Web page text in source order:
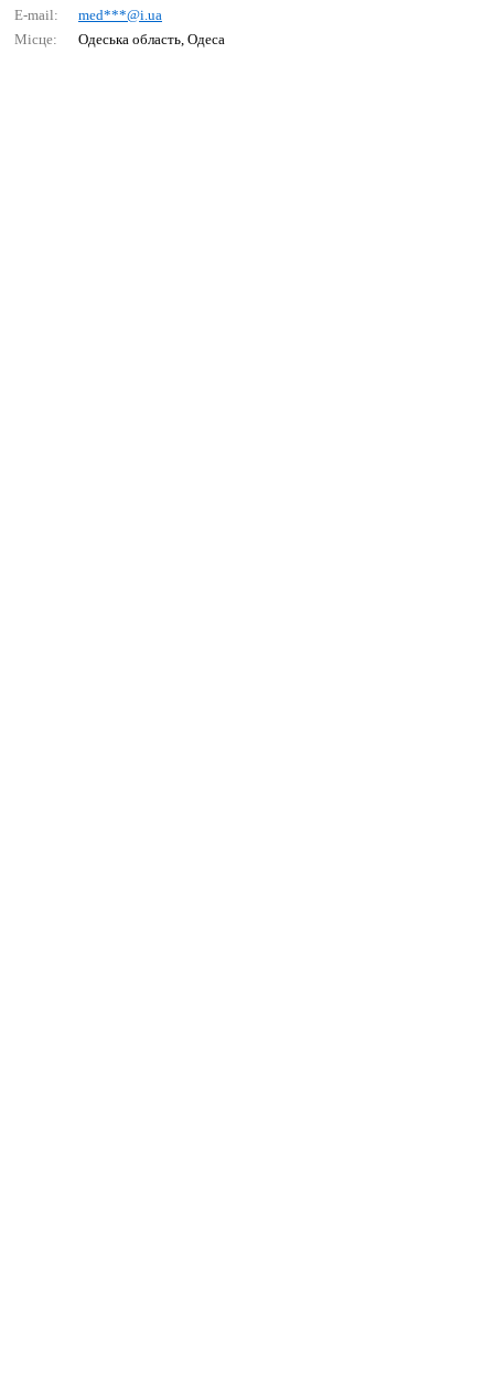
E-mail:
mеd***@i.uа
Місце:
Одеська область, Одеса